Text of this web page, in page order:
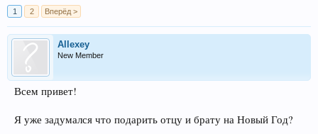
1 2 Вперёд >
Allexey
New Member
Всем привет!
Я уже задумался что подарить отцу и брату на Новый Год?